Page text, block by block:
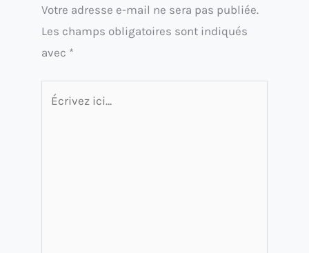
Votre adresse e-mail ne sera pas publiée.
Les champs obligatoires sont indiqués
avec *
Écrivez